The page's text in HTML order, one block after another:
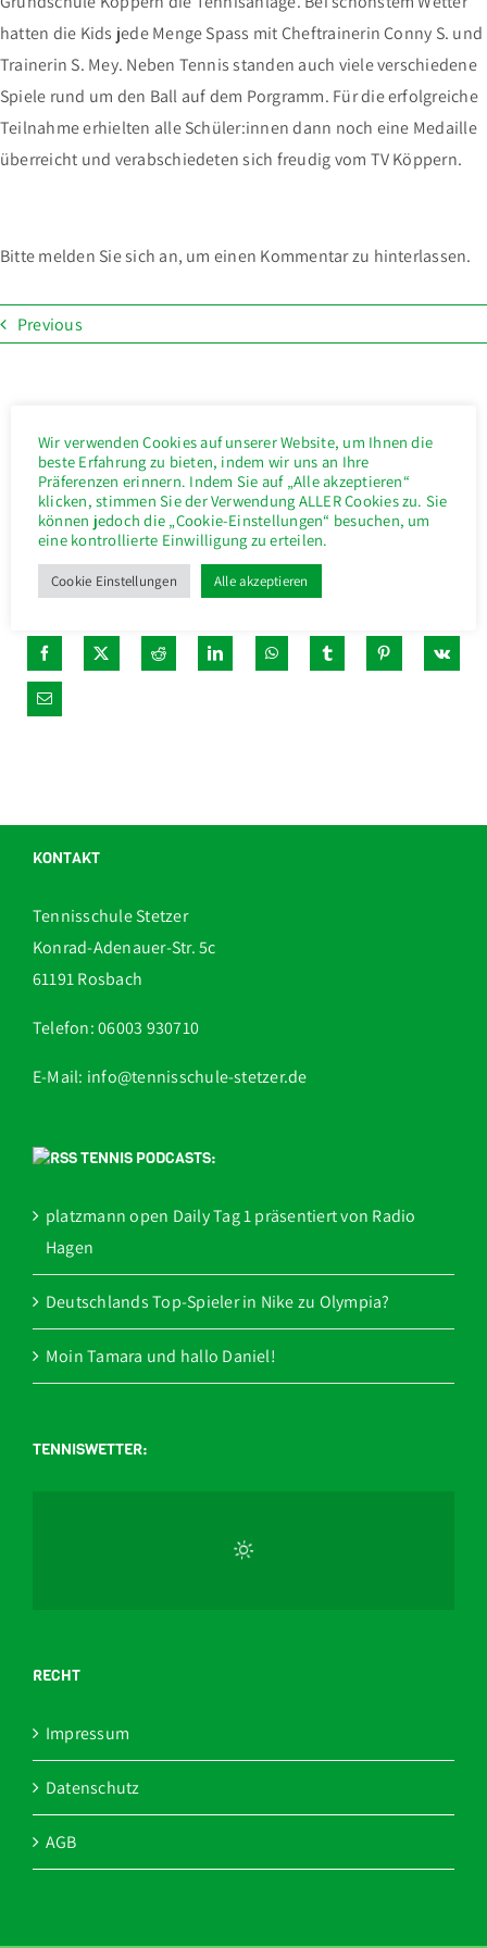
hatten die Kids jede Menge Spass mit Cheftrainerin Conny S. und
Trainerin S. Mey. Neben Tennis standen auch viele verschiedene
Spiele rund um den Ball auf dem Porgramm. Für die erfolgreiche
Teilnahme erhielten alle Schüler:innen dann noch eine Medaille
überreicht und verabschiedeten sich freudig vom TV Köppern.
Bitte melden Sie sich an, um einen Kommentar zu hinterlassen.
Previous
Empfehle uns weiter!
KONTAKT
Tennisschule Stetzer
Konrad-Adenauer-Str. 5c
61191 Rosbach
Telefon: 06003 930710
E-Mail: info@tennisschule-stetzer.de
TENNIS PODCASTS:
platzmann open Daily Tag 1 präsentiert von Radio
Hagen
Deutschlands Top-Spieler in Nike zu Olympia?
Moin Tamara und hallo Daniel!
TENNISWETTER:
RECHT
Impressum
Datenschutz
AGB
Wir verwenden Cookies auf unserer Website, um Ihnen die
beste Erfahrung zu bieten, indem wir uns an Ihre
Präferenzen erinnern. Indem Sie auf „Alle akzeptieren“
klicken, stimmen Sie der Verwendung ALLER Cookies zu. Sie
können jedoch die „Cookie-Einstellungen“ besuchen, um
eine kontrollierte Einwilligung zu erteilen.
Cookie Einstellungen Alle akzeptieren